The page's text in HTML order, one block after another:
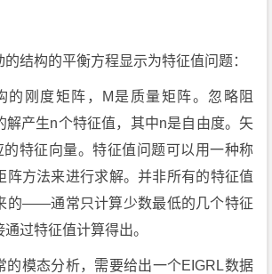
结构的平衡方程显示为特征值问题：
的刚度矩阵，M是质量矩阵。忽略阻
解产生n个特征值，其中n是自由度。矢
特征向量。特征值问题可以用一种称
阵方法来进行求解。并非所有的特征值
的——通常只计算少数最低的几个特征
过特征值计算得出。
的模态分析，需要给出一个EIGRL数据